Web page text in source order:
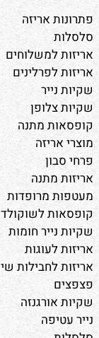
פתרונות אריזה
סלסלות
אריזות למשלוחים
אריזות לפרלינים
שקיות נייר
שקיות צלופן
קופסאות מתנה
מוצרי אריזה
פרחי סבון
אריזות מתנה
מעטפות מרופדות
קופסאות
שקיות נייר חומות
אריזות לעוגות
אריזות לחבילות שי
פצפצים
שקיות אורגנזה
נייר עטיפה